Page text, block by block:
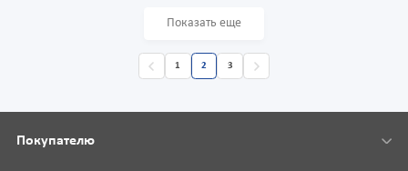
Показать еще
1 2 3
Покупателю